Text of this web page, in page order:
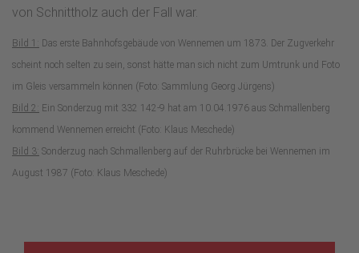
von Schnittholz auch der Fall war.
Bild 1:
Das erste Bahnhofsgebäude von Wennemen um 1873. Der Zugverkehr
scheint noch selten zu sein, sonst hätte man sich nicht zum Umtrunk und Foto
im Gleis versammeln können (Foto: Sammlung Georg Jürgens)
Bild 2:
Ein Sonderzug mit 332 142-9 hat am 10.04.1976 aus Schmallenberg
kommend Wennemen erreicht (Foto: Klaus Meschede)
Bild 3: Sonderzug nach Schmallenberg auf der Ruhrbrücke bei Wennemen im
August 1987 (Foto: Klaus Meschede)